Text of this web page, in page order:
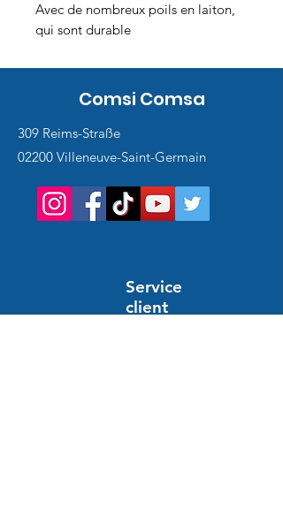
Avec de nombreux poils en laiton,
qui sont durable
Comsi Comsa
309 Reims-Straße
02200 Villeneuve-Saint-Germain
Service
client